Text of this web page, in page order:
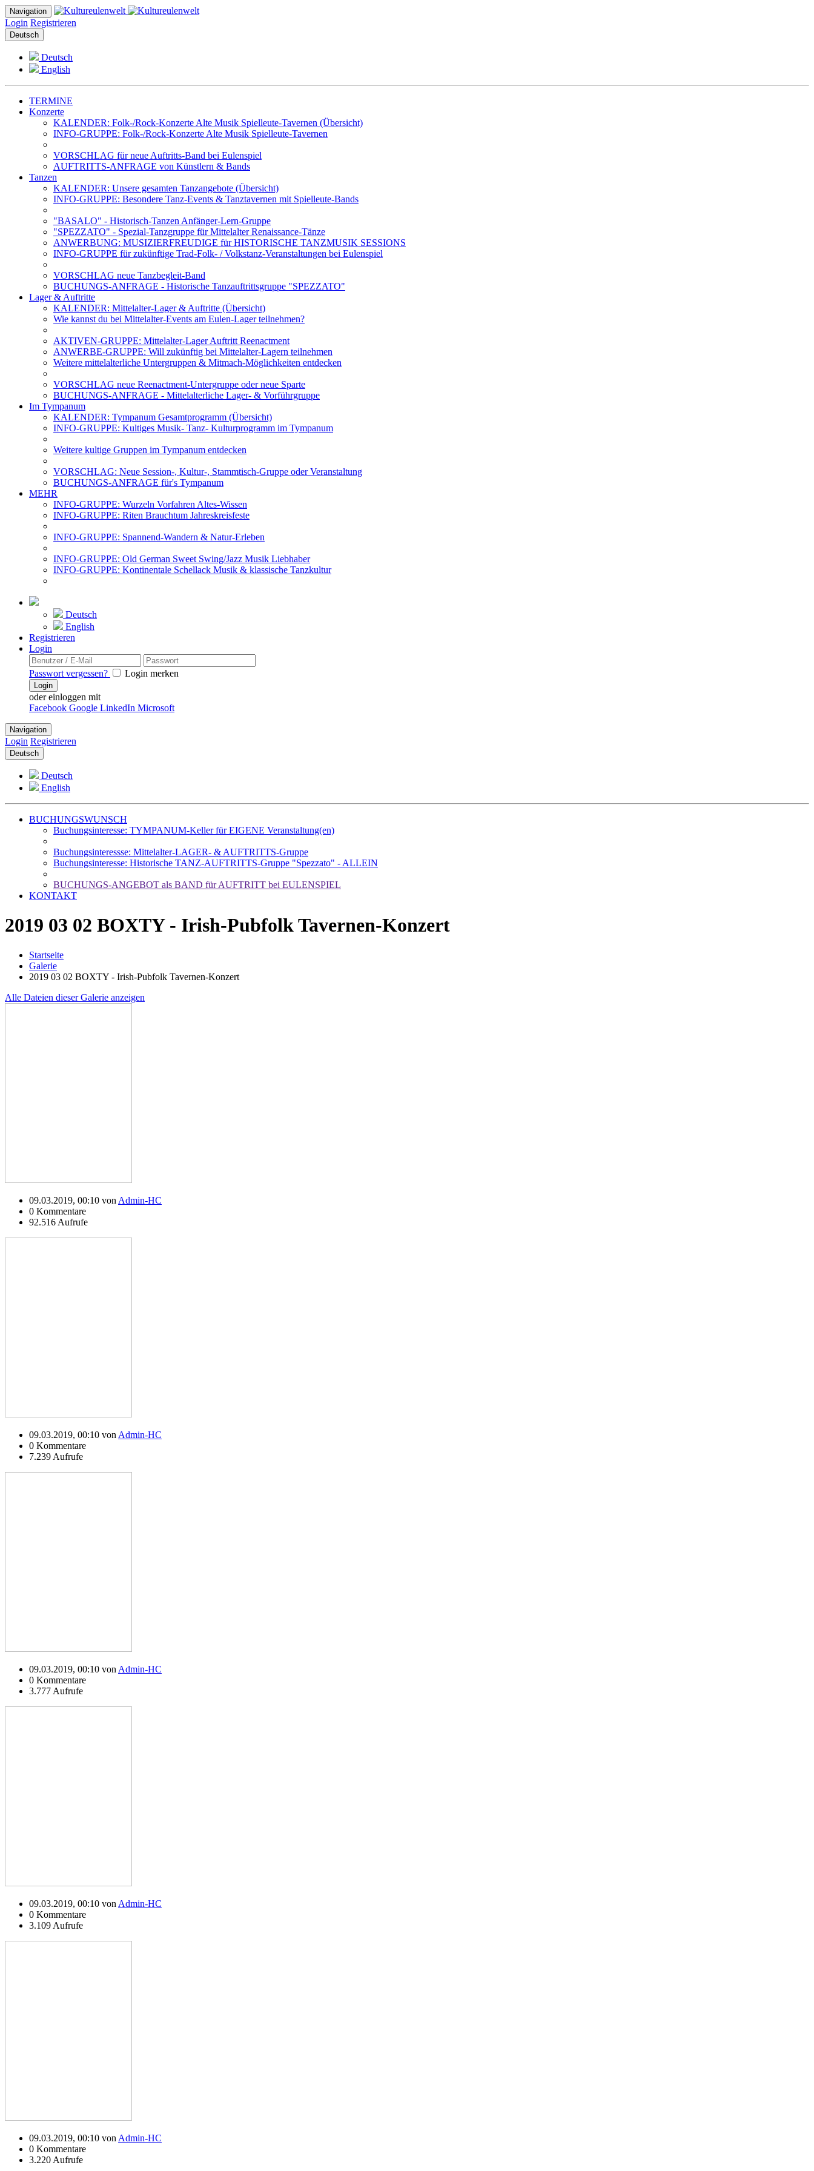
Navigation
Login Registrieren
Deutsch
Deutsch
English
TERMINE
Konzerte
KALENDER: Folk-/Rock-Konzerte Alte Musik Spielleute-Tavernen (Übersicht)
INFO-GRUPPE: Folk-/Rock-Konzerte Alte Musik Spielleute-Tavernen
VORSCHLAG für neue Auftritts-Band bei Eulenspiel
AUFTRITTS-ANFRAGE von Künstlern & Bands
Tanzen
KALENDER: Unsere gesamten Tanzangebote (Übersicht)
INFO-GRUPPE: Besondere Tanz-Events & Tanztavernen mit Spielleute-Bands
"BASALO" - Historisch-Tanzen Anfänger-Lern-Gruppe
"SPEZZATO" - Spezial-Tanzgruppe für Mittelalter Renaissance-Tänze
ANWERBUNG: MUSIZIERFREUDIGE für HISTORISCHE TANZMUSIK SESSIONS
INFO-GRUPPE für zukünftige Trad-Folk- / Volkstanz-Veranstaltungen bei Eulenspiel
VORSCHLAG neue Tanzbegleit-Band
BUCHUNGS-ANFRAGE - Historische Tanzauftrittsgruppe "SPEZZATO"
Lager & Auftritte
KALENDER: Mittelalter-Lager & Auftritte (Übersicht)
Wie kannst du bei Mittelalter-Events am Eulen-Lager teilnehmen?
AKTIVEN-GRUPPE: Mittelalter-Lager Auftritt Reenactment
ANWERBE-GRUPPE: Will zukünftig bei Mittelalter-Lagern teilnehmen
Weitere mittelalterliche Untergruppen & Mitmach-Möglichkeiten entdecken
VORSCHLAG neue Reenactment-Untergruppe oder neue Sparte
BUCHUNGS-ANFRAGE - Mittelalterliche Lager- & Vorführgruppe
Im Tympanum
KALENDER: Tympanum Gesamtprogramm (Übersicht)
INFO-GRUPPE: Kultiges Musik- Tanz- Kulturprogramm im Tympanum
Weitere kultige Gruppen im Tympanum entdecken
VORSCHLAG: Neue Session-, Kultur-, Stammtisch-Gruppe oder Veranstaltung
BUCHUNGS-ANFRAGE für's Tympanum
MEHR
INFO-GRUPPE: Wurzeln Vorfahren Altes-Wissen
INFO-GRUPPE: Riten Brauchtum Jahreskreisfeste
INFO-GRUPPE: Spannend-Wandern & Natur-Erleben
INFO-GRUPPE: Old German Sweet Swing/Jazz Musik Liebhaber
INFO-GRUPPE: Kontinentale Schellack Musik & klassische Tanzkultur
Deutsch
English
Registrieren
Login
Passwort vergessen? Login merken
Login
oder einloggen mit
Facebook Google LinkedIn Microsoft
Navigation
Login Registrieren
Deutsch
Deutsch
English
BUCHUNGSWUNSCH
Buchungsinteresse: TYMPANUM-Keller für EIGENE Veranstaltung(en)
Buchungsinteressse: Mittelalter-LAGER- & AUFTRITTS-Gruppe
Buchungsinteresse: Historische TANZ-AUFTRITTS-Gruppe "Spezzato" - ALLEIN
BUCHUNGS-ANGEBOT als BAND für AUFTRITT bei EULENSPIEL
KONTAKT
2019 03 02 BOXTY - Irish-Pubfolk Tavernen-Konzert
Startseite
Galerie
2019 03 02 BOXTY - Irish-Pubfolk Tavernen-Konzert
Alle Dateien dieser Galerie anzeigen
09.03.2019, 00:10 von Admin-HC
0 Kommentare
92.516 Aufrufe
09.03.2019, 00:10 von Admin-HC
0 Kommentare
7.239 Aufrufe
09.03.2019, 00:10 von Admin-HC
0 Kommentare
3.777 Aufrufe
09.03.2019, 00:10 von Admin-HC
0 Kommentare
3.109 Aufrufe
09.03.2019, 00:10 von Admin-HC
0 Kommentare
3.220 Aufrufe